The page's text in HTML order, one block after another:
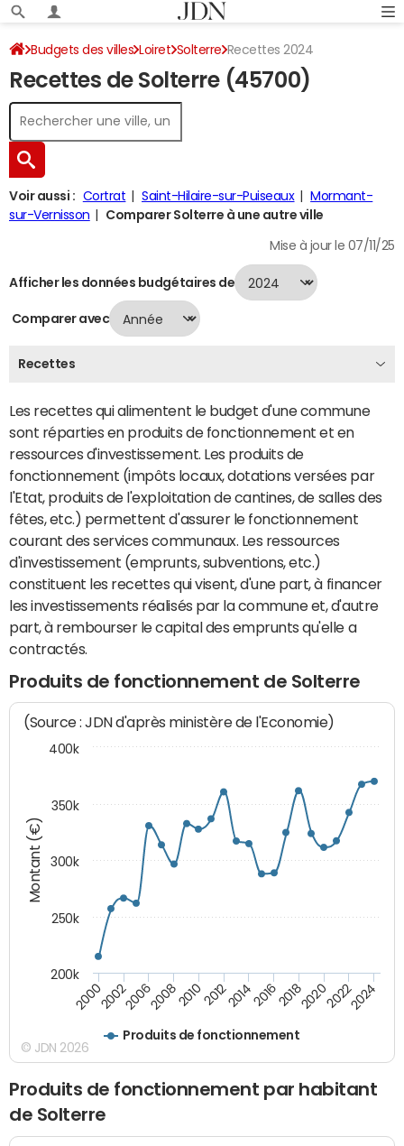
Budgets des villes Loiret Solterre Recettes 2024
Recettes de Solterre (45700)
Voir aussi : Cortrat Saint-Hilaire-sur-Puiseaux
Mormant-
sur-Vernisson
Comparer Solterre à une autre ville
Mise à jour le 07/11/25
Afficher les données budgétaires de
Comparer avec
Recettes
Les recettes qui alimentent le budget d'une commune
sont réparties en produits de fonctionnement et en
ressources d'investissement. Les produits de
fonctionnement (impôts locaux, dotations versées par
l'Etat, produits de l'exploitation de cantines, de salles des
fêtes, etc.) permettent d'assurer le fonctionnement
courant des services communaux. Les ressources
d'investissement (emprunts, subventions, etc.)
constituent les recettes qui visent, d'une part, à financer
les investissements réalisés par la commune et, d'autre
part, à rembourser le capital des emprunts qu'elle a
contractés.
Produits de fonctionnement de Solterre
Montant (€)
(Source : JDN d'après ministère de l'Economie)
Produits de fonctionnement
200020022006200820102012201420162018202020222024
200k
250k
300k
350k
400k
© JDN 2026
Produits de fonctionnement par habitant
de Solterre